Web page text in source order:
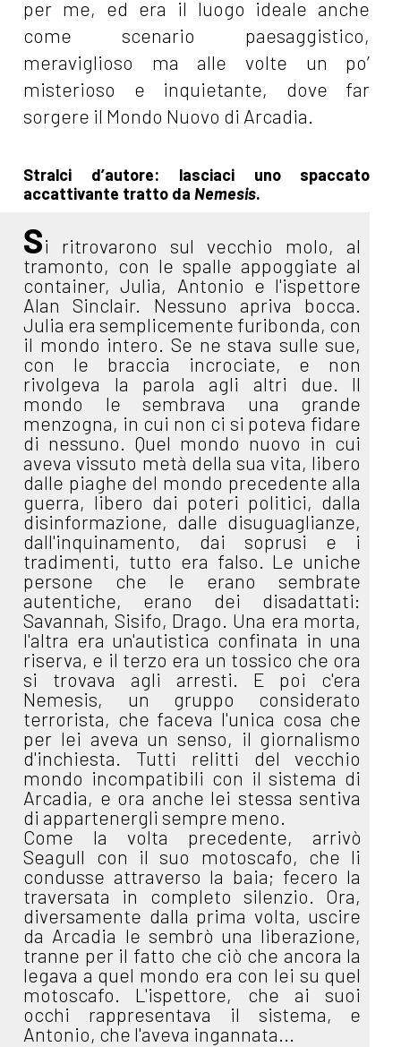
per me, ed era il luogo ideale anche
come scenario paesaggistico,
meraviglioso ma alle volte un po’
misterioso e inquietante, dove far
sorgere il Mondo Nuovo di Arcadia.
Stralci d’autore: lasciaci uno spaccato
accattivante tratto daNemesis.
Si ritrovarono sul vecchio molo, al
tramonto, con le spalle appoggiate al
container, Julia, Antonio e l'ispettore
Alan Sinclair. Nessuno apriva bocca.
Julia era semplicemente furibonda, con
il mondo intero. Se ne stava sulle sue,
con le braccia incrociate, e non
rivolgeva la parola agli altri due. Il
mondo le sembrava una grande
menzogna, in cui non ci si poteva fidare
di nessuno. Quel mondo nuovo in cui
aveva vissuto metà della sua vita, libero
dalle piaghe del mondo precedente alla
guerra, libero dai poteri politici, dalla
disinformazione, dalle disuguaglianze,
dall'inquinamento, dai soprusi e i
tradimenti, tutto era falso. Le uniche
persone che le erano sembrate
autentiche, erano dei disadattati:
Savannah, Sisifo, Drago. Una era morta,
l'altra era un'autistica confinata in una
riserva, e il terzo era un tossico che ora
si trovava agli arresti. E poi c'era
Nemesis, un gruppo considerato
terrorista, che faceva l'unica cosa che
per lei aveva un senso, il giornalismo
d'inchiesta. Tutti relitti del vecchio
mondo incompatibili con il sistema di
Arcadia, e ora anche lei stessa sentiva
di appartenergli sempre meno.
Come la volta precedente, arrivò
Seagull con il suo motoscafo, che li
condusse attraverso la baia; fecero la
traversata in completo silenzio. Ora,
diversamente dalla prima volta, uscire
da Arcadia le sembrò una liberazione,
tranne per il fatto che ciò che ancora la
legava a quel mondo era con lei su quel
motoscafo. L'ispettore, che ai suoi
occhi rappresentava il sistema, e
Antonio, che l'aveva ingannata...